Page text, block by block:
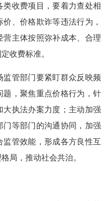
收费项目，要着力查处相
、价格欺诈等违法行为，
营主体按照弥补成本、合理
收费标准。
管部门要紧盯群众反映频
题，聚焦重点价格行为，针
执法办案力度；主动加强
等部门的沟通协同，加强
管效能，形成各方良性互
局，推动社会共治。